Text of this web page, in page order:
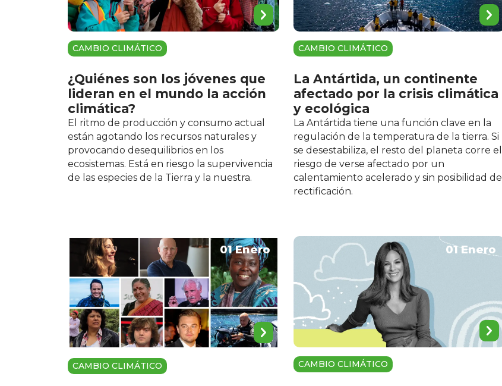
CAMBIO CLIMÁTICO
¿Quiénes son los jóvenes que
lideran en el mundo la acción
climática?
El ritmo de producción y consumo actual
están agotando los recursos naturales y
provocando desequilibrios en los
ecosistemas. Está en riesgo la supervivencia
de las especies de la Tierra y la nuestra.
CAMBIO CLIMÁTICO
La Antártida, un continente
afectado por la crisis climática
y ecológica
La Antártida tiene una función clave en la
regulación de la temperatura de la tierra. Si
se desestabiliza, el resto del planeta corre el
riesgo de verse afectado por un
calentamiento acelerado y sin posibilidad de
rectificación.
01 Enero
CAMBIO CLIMÁTICO
01 Enero
CAMBIO CLIMÁTICO